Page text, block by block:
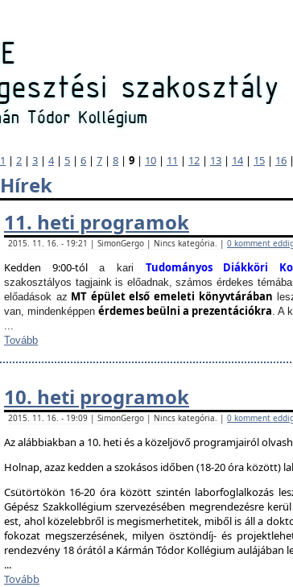
1 | 2 | 3 | 4| 5 | 6 | 7 | 8 | 9 | 10 | 11 | 12 | 13 | 14| 15 | 16 |
Hírek
11. heti programok
2015. 11. 16. - 19:21 | SimonGergo | Nincs kategória. | 0 komment
Kedden 9:00-tól a kari Tudományos Diákköri
szakosztályos tagjaink is előadnak, számos érdekes
előadások az MT épület első emeleti könyvtárában
van, mindenképpen érdemes beülni a prezentációkra. A
...
Tovább
10. heti programok
2015. 11. 16. - 19:09 | SimonGergo | Nincs kategória. | 0 komment
Az alábbiakban a 10. heti és a közeljövő programjairól
Holnap, azaz kedden a szokásos időben (18-20 óra között)
Csütörtökön 16-20 óra között szintén laborfoglalkozás
Gépész Szakkollégium szervezésében megrendezésre
est, ahol közelebbről is megismerhetitek, miből is áll a
fokozat megszerzésének, milyen ösztöndíj- és
rendezvény 18 órától a Kármán Tódor Kollégium aulájában
...
Tovább